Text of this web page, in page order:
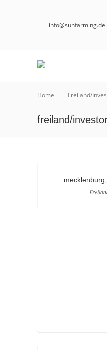
info@sunfarming.de
Home Freiland/
freiland/